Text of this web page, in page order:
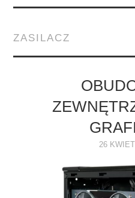
MONITORY
NAPĘDY
OPROGRAMOWANIE
INTERNET
ZASILACZ
26